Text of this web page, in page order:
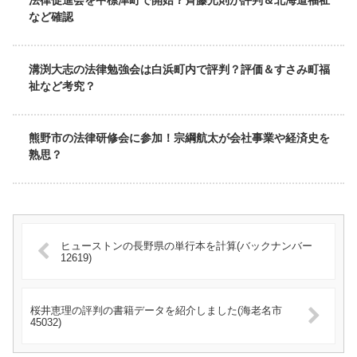
など確認
溝渕大志の法律勉強会は白浜町内で評判？評価＆すさみ町福
祉など考究？
熊野市の法律研修会に参加！宗綱航太が会社事業や経済史を
熟思？
ヒューストンの長野県の単行本を計算(バックナンバー
12619)
桜井恵理の評判の書籍データを紹介しました(海老名市
45032)